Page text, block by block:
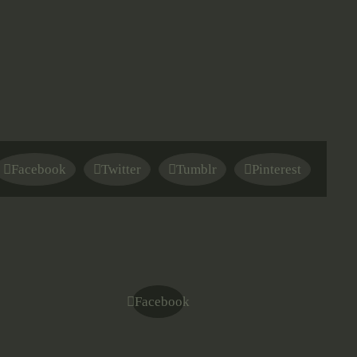
Facebook Twitter Tumblr Pinterest
Facebook